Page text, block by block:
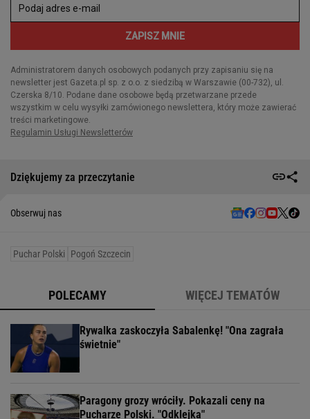
Dziękujemy za przeczytanie
Obserwuj nas
Puchar Polski Pogoń Szczecin
POLECAMY WIĘCEJ TEMATÓW
Rywalka zaskoczyła Sabalenkę! "Ona zagrała
świetnie"
Paragony grozy wróciły. Pokazali ceny na
Pucharze Polski. "Odklejka"